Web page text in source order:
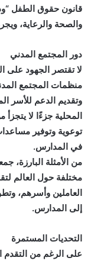
قانون حقوق الطفل
والصحة والرعاية،
دور المجتمع المدني
لا تقتصر الجهود على
منظمات المجتمع
وتقديم الدعم للأسر
المحلية جزءًا لا
توعوية وتوفير
في المدارس.
من الأمثلة البارزة،
مختلفة حول العالم
العاملين وأسرهم،
إلى المدارس.
التحديات المستمرة
على الرغم من التقدم